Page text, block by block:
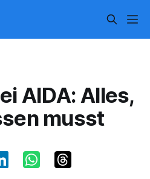
AIDA: Alles,
musst